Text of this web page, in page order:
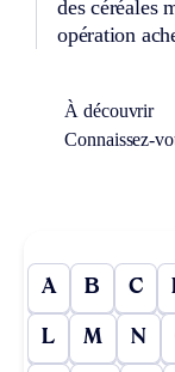
des céréales
opération
À découvrir
Connaissez-
A B C
L M N